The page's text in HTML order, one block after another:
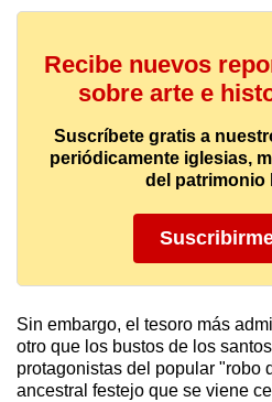
Recibe nuevos
sobre arte e
Suscríbete gratis a
periódicamente iglesias,
del patrimonio
Sin embargo, el tesoro más
otro que los bustos de los
protagonistas del popular "robo
ancestral festejo que se viene